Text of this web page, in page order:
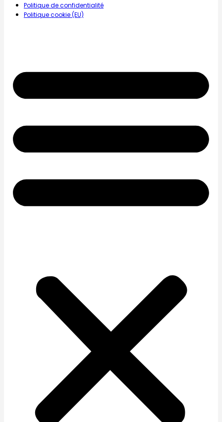
Politique de confidentialité
Politique cookie (EU)